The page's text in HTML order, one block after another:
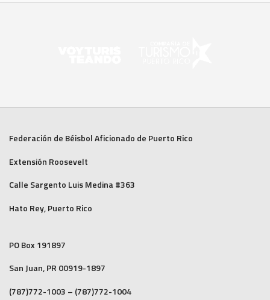
Federación de Béisbol Aficionado de Puerto Rico
Extensión Roosevelt
Calle Sargento Luis Medina #363
Hato Rey, Puerto Rico
PO Box 191897
San Juan, PR 00919-1897
(787)772-1003 – (787)772-1004